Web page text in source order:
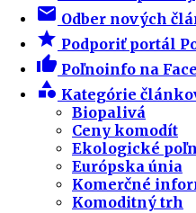
email Odber nových
star Podporiť portál
thumb_up Poľnoinfo na
category Kategórie
Biopalivá
Ceny komodít
Ekologické
Európska únia
Komerčné
Komoditný trh